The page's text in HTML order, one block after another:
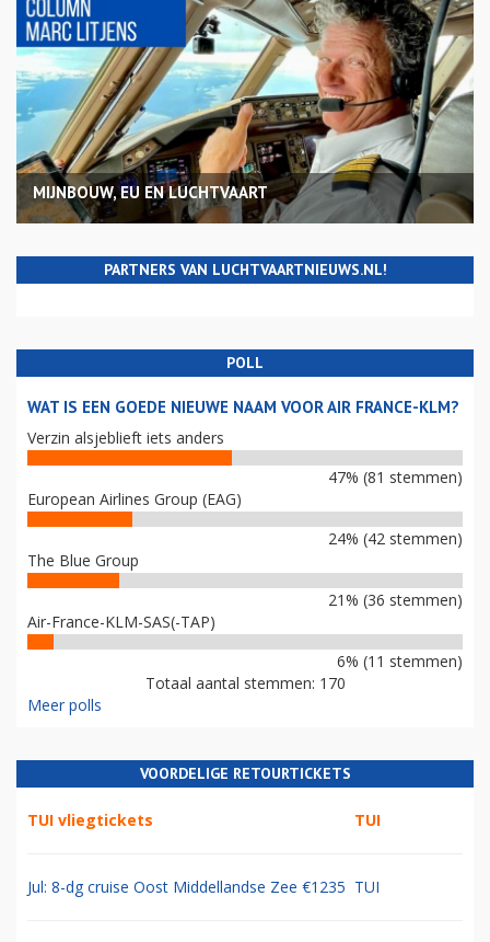
MIJNBOUW, EU EN LUCHTVAART
PARTNERS VAN LUCHTVAARTNIEUWS.NL!
POLL
WAT IS EEN GOEDE NIEUWE NAAM VOOR AIR FRANCE-KLM?
Verzin alsjeblieft iets anders
47% (81 stemmen)
European Airlines Group (EAG)
24% (42 stemmen)
The Blue Group
21% (36 stemmen)
Air-France-KLM-SAS(-TAP)
6% (11 stemmen)
Totaal aantal stemmen: 170
Meer polls
VOORDELIGE RETOURTICKETS
TUI vliegtickets TUI
Jul: 8-dg cruise Oost Middellandse Zee €1235 TUI